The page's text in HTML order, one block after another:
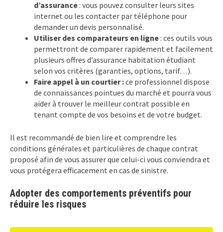
d’assurance: vous pouvez consulter leurs sites
internet ou les contacter par téléphone pour
demander un devis personnalisé.
Utiliser des comparateurs en ligne: ces outils vous
permettront de comparer rapidement et facilement
plusieurs offres d’assurance habitation étudiant
selon vos critères (garanties, options, tarif…).
Faire appel à un courtier :ce professionnel dispose
de connaissances pointues du marché et pourra vous
aider à trouver le meilleur contrat possible en
tenant compte de vos besoins et de votre budget.
Il est recommandé de bien lire et comprendre les
conditions générales et particulières de chaque contrat
proposé afin de vous assurer que celui-ci vous conviendra et
vous protégera efficacement en cas de sinistre.
Adopter des comportements préventifs pour
réduire les risques